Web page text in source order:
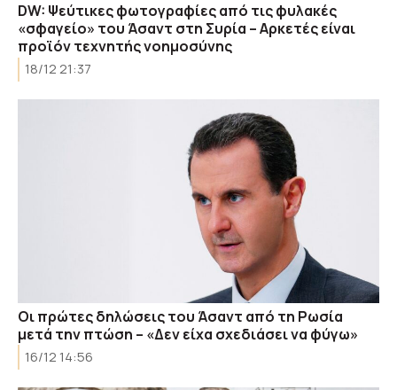
DW: Ψεύτικες φωτογραφίες από τις φυλακές
«σφαγείο» του Άσαντ στη Συρία – Αρκετές είναι
προϊόν τεχνητής νοημοσύνης
18/12 21:37
Οι πρώτες δηλώσεις του Άσαντ από τη Ρωσία
μετά την πτώση – «Δεν είχα σχεδιάσει να φύγω»
16/12 14:56